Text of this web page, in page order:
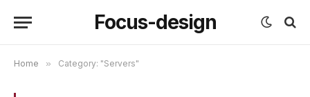
Focus-design
Home » Category: "Servers"